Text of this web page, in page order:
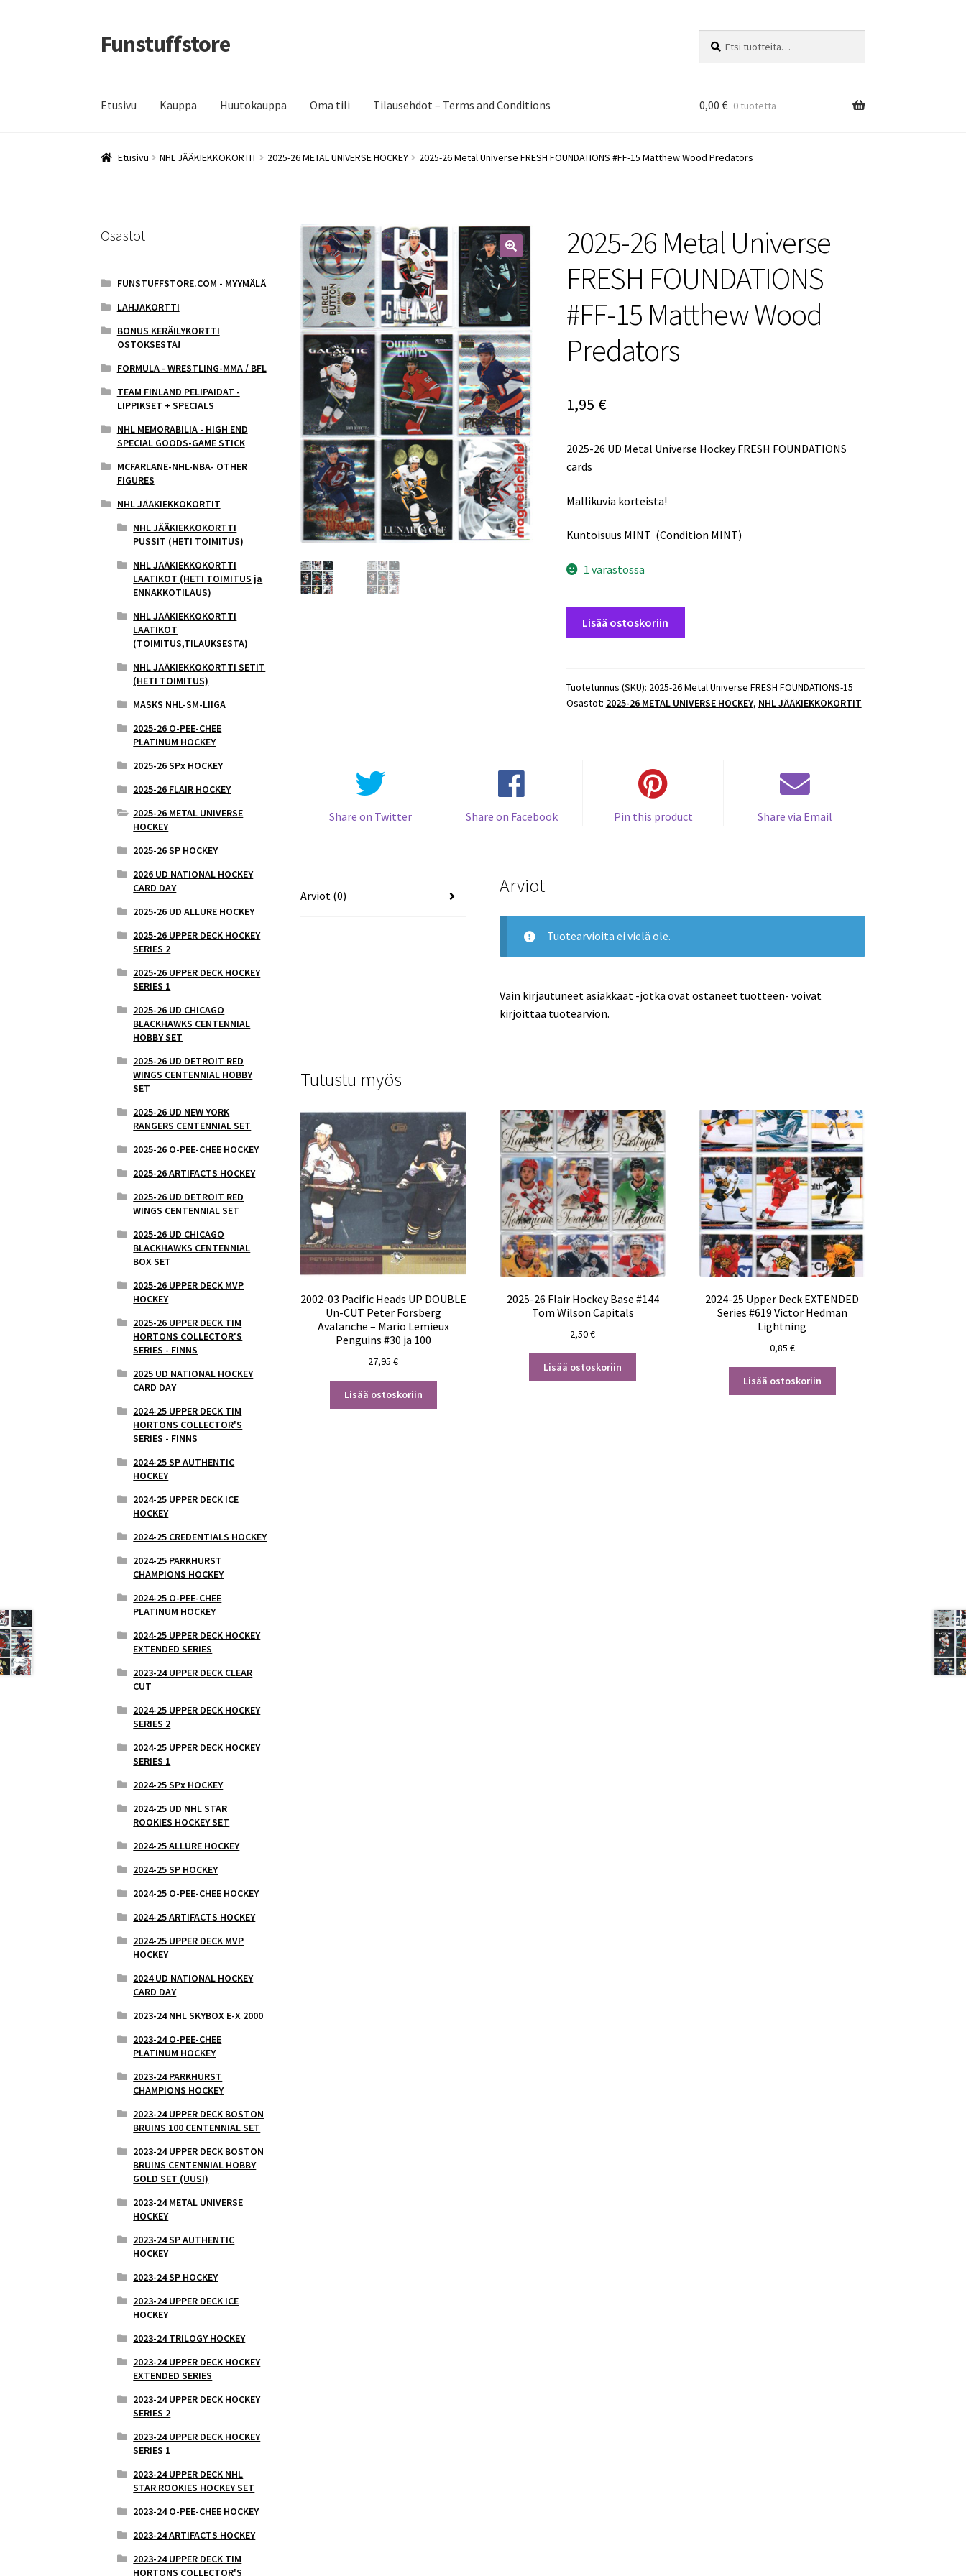
Siirry
navigointiin
Siirry
sisältöön
Funstuffstore
Etusivu Kauppa Huutokauppa Oma tili Tilausehdot – Terms and Conditions 0,00 € 0 tuotetta
Etusivu NHL JÄÄKIEKKOKORTIT 2025-26 METAL UNIVERSE HOCKEY 2025-26 Metal Universe FRESH FOUNDATIONS #FF-15 Matthew Wood Predators
🔍
2025-26 Metal Universe
FRESH FOUNDATIONS
#FF-15 Matthew Wood
Predators
1,95 €
2025-26 UD Metal Universe Hockey FRESH FOUNDATIONS
cards
Mallikuvia korteista!
Kuntoisuus MINT (Condition MINT)
1 varastossa
FRESH
FOUNDATIONS
Lisää ostoskoriin
Tuotetunnus (SKU): 2025-26 Metal Universe FRESH FOUNDATIONS-15
Osastot: 2025-26 METAL UNIVERSE HOCKEY, NHL JÄÄKIEKKOKORTIT
Share on Twitter Share on Facebook Pin this product Share via Email
Arviot (0) Arviot
Tuotearvioita ei vielä ole.
Vain kirjautuneet asiakkaat -jotka ovat ostaneet tuotteen- voivat
kirjoittaa tuotearvion.
Tutustu myös
2002-03 Pacific Heads UP DOUBLE
Un-CUT Peter Forsberg
Avalanche – Mario Lemieux
Penguins #30 ja 100
27,95€
Lisää ostoskoriin
2025-26 Flair Hockey Base #144
Tom Wilson Capitals
2,50€
Lisää ostoskoriin
2024-25 Upper Deck EXTENDED
Series #619 Victor Hedman
Lightning
0,85 €
Lisää ostoskoriin
Osastot
FUNSTUFFSTORE.COM - MYYMÄLÄ
LAHJAKORTTI
BONUS KERÄILYKORTTI
OSTOKSESTA!
FORMULA - WRESTLING-MMA / BFL
TEAM FINLAND PELIPAIDAT -
LIPPIKSET + SPECIALS
NHL MEMORABILIA - HIGH END
SPECIAL GOODS-GAME STICK
MCFARLANE-NHL-NBA- OTHER
FIGURES
NHL JÄÄKIEKKOKORTIT
NHL JÄÄKIEKKOKORTTI
PUSSIT (HETI TOIMITUS)
NHL JÄÄKIEKKOKORTTI
LAATIKOT (HETI TOIMITUS ja
ENNAKKOTILAUS)
NHL JÄÄKIEKKOKORTTI
LAATIKOT
(TOIMITUS,TILAUKSESTA)
NHL JÄÄKIEKKOKORTTI SETIT
(HETI TOIMITUS)
MASKS NHL-SM-LIIGA
2025-26 O-PEE-CHEE
PLATINUM HOCKEY
2025-26 SPx HOCKEY
2025-26 FLAIR HOCKEY
2025-26 METAL UNIVERSE
HOCKEY
2025-26 SP HOCKEY
2026 UD NATIONAL HOCKEY
CARD DAY
2025-26 UD ALLURE HOCKEY
2025-26 UPPER DECK HOCKEY
SERIES 2
2025-26 UPPER DECK HOCKEY
SERIES 1
2025-26 UD CHICAGO
BLACKHAWKS CENTENNIAL
HOBBY SET
2025-26 UD DETROIT RED
WINGS CENTENNIAL HOBBY
SET
2025-26 UD NEW YORK
RANGERS CENTENNIAL SET
2025-26 O-PEE-CHEE HOCKEY
2025-26 ARTIFACTS HOCKEY
2025-26 UD DETROIT RED
WINGS CENTENNIAL SET
2025-26 UD CHICAGO
BLACKHAWKS CENTENNIAL
BOX SET
2025-26 UPPER DECK MVP
HOCKEY
2025-26 UPPER DECK TIM
HORTONS COLLECTOR'S
SERIES - FINNS
2025 UD NATIONAL HOCKEY
CARD DAY
2024-25 UPPER DECK TIM
HORTONS COLLECTOR'S
SERIES - FINNS
2024-25 SP AUTHENTIC
HOCKEY
2024-25 UPPER DECK ICE
HOCKEY
2024-25 CREDENTIALS HOCKEY
2024-25 PARKHURST
CHAMPIONS HOCKEY
2024-25 O-PEE-CHEE
PLATINUM HOCKEY
2024-25 UPPER DECK HOCKEY
EXTENDED SERIES
2023-24 UPPER DECK CLEAR
CUT
2024-25 UPPER DECK HOCKEY
SERIES 2
2024-25 UPPER DECK HOCKEY
SERIES 1
2024-25 SPx HOCKEY
2024-25 UD NHL STAR
ROOKIES HOCKEY SET
2024-25 ALLURE HOCKEY
2024-25 SP HOCKEY
2024-25 O-PEE-CHEE HOCKEY
2024-25 ARTIFACTS HOCKEY
2024-25 UPPER DECK MVP
HOCKEY
2024 UD NATIONAL HOCKEY
CARD DAY
2023-24 NHL SKYBOX E-X 2000
2023-24 O-PEE-CHEE
PLATINUM HOCKEY
2023-24 PARKHURST
CHAMPIONS HOCKEY
2023-24 UPPER DECK BOSTON
BRUINS 100 CENTENNIAL SET
2023-24 UPPER DECK BOSTON
BRUINS CENTENNIAL HOBBY
GOLD SET (UUSI)
2023-24 METAL UNIVERSE
HOCKEY
2023-24 SP AUTHENTIC
HOCKEY
2023-24 SP HOCKEY
2023-24 UPPER DECK ICE
HOCKEY
2023-24 TRILOGY HOCKEY
2023-24 UPPER DECK HOCKEY
EXTENDED SERIES
2023-24 UPPER DECK HOCKEY
SERIES 2
2023-24 UPPER DECK HOCKEY
SERIES 1
2023-24 UPPER DECK NHL
STAR ROOKIES HOCKEY SET
2023-24 O-PEE-CHEE HOCKEY
2023-24 ARTIFACTS HOCKEY
2023-24 UPPER DECK TIM
HORTONS COLLECTOR'S